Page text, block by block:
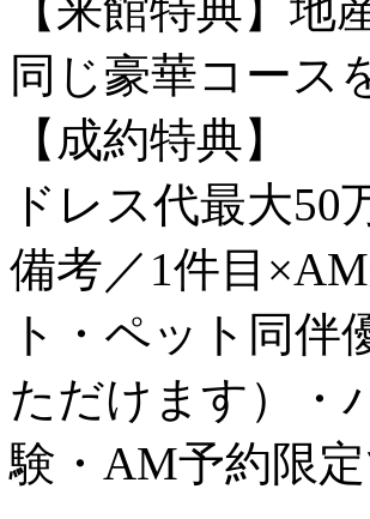
同じ豪華コース
【成約特典】
ドレス代最大50
備考／1件目
ト・ペット同伴
ただけます）・
験・AM予約限